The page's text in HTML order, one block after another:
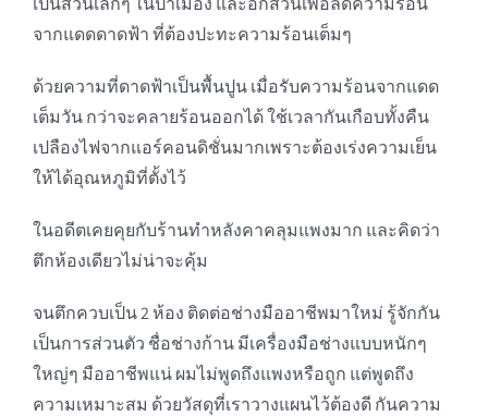
จากแดดดาดฟ้า ที่ต้องปะทะความร้อนเต็มๆ
ด้วยความที่ดาดฟ้าเป็นพื้นปูน เมื่อรับความร้อนจากแดด
เต็มวัน กว่าจะคลายร้อนออกได้ ใช้เวลากันเกือบทั้งคืน
เปลืองไฟจากแอร์คอนดิชั่นมากเพราะต้องเร่งความเย็น
ให้ได้อุณหภูมิที่ตั้งไว้
ในอดีตเคยคุยกับร้านทำหลังคาคลุมแพงมาก และคิดว่า
ตึกห้องเดียวไม่น่าจะคุ้ม
จนตึกควบเป็น 2 ห้อง ติดต่อช่างมืออาชีพมาใหม่ รู้จักกัน
เป็นการส่วนตัว ชื่อช่างก้าน มีเครื่องมือช่างแบบหนักๆ
ใหญ่ๆ มืออาชีพแน่ ผมไม่พูดถึงแพงหรือถูก แต่พูดถึง
ความเหมาะสม ด้วยวัสดุที่เราวางแผนไว้ต้องดี กันความ